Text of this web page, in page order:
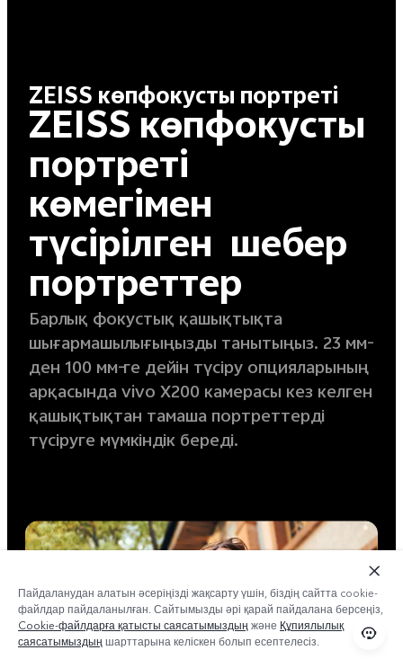
ZEISS көпфокусты портреті
ZEISS көпфокусты
портреті
көмегімен
түсірілген шебер
портреттер
Барлық фокустық қашықтықта
шығармашылығыңызды танытыңыз. 23 мм-
ден 100 мм-ге дейін түсіру опцияларының
арқасында vivo X200 камерасы кез келген
қашықтықтан тамаша портреттерді
түсіруге мүмкіндік береді.
Пайдаланудан алатын әсеріңізді жақсарту үшін, біздің сайтта cookie-
файлдар пайдаланылған. Сайтымызды әрі қарай пайдалана берсеңіз,
Cookie-файлдарға қатысты саясатымыздыңжәне Құпиялылық
саясатымыздыңшарттарына келіскен болып есептелесіз.